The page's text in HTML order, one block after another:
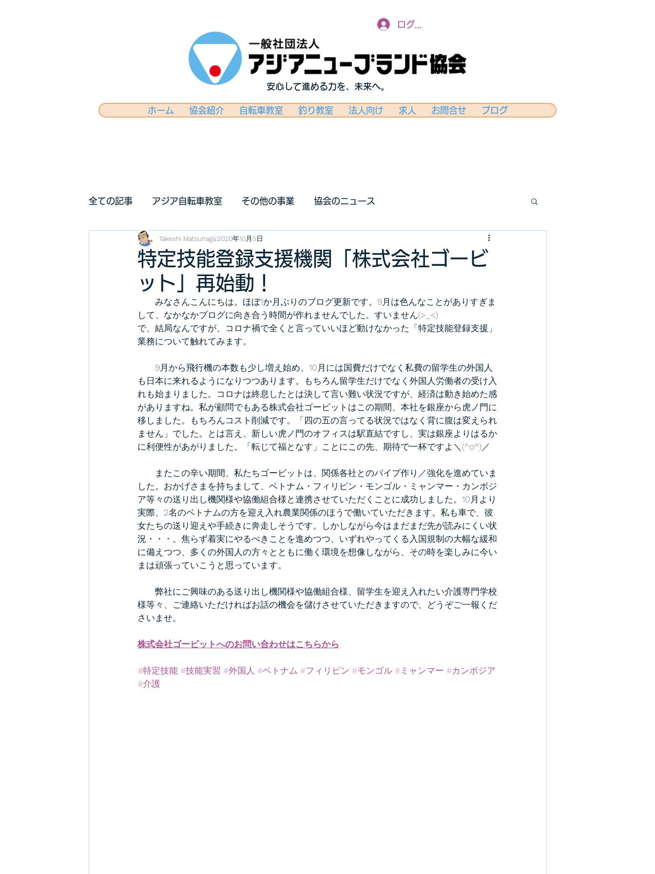
安心して進める力を、未来へ。
ログイン
ホーム 協会紹介 自転車教室 釣り教室 法人向け 求人 お問合せ ブログ
全ての記事 アジア自転車教室 その他の事業 協会のニュース
特定技能登録支援機関「株式会社ゴービ
ット」再始動！
Takeshi Matsunaga2020年10月5日
みなさんこんにちは。ほぼ1か月ぶりのブログ更新です。9月は色んなことがありすぎま
して、なかなかブログに向き合う時間が作れませんでした。すいません(>_<)
で、結局なんですが、コロナ禍で全くと言っていいほど動けなかった「特定技能登録支援」
業務について触れてみます。
9月から飛行機の本数も少し増え始め、10月には国費だけでなく私費の留学生の外国人
も日本に来れるようになりつつあります。もちろん留学生だけでなく外国人労働者の受け入
れも始まりました。コロナは終息したとは決して言い難い状況ですが、経済は動き始めた感
がありますね。私が顧問でもある株式会社ゴービットはこの期間、本社を銀座から虎ノ門に
移しました。もちろんコスト削減です。「四の五の言ってる状況ではなく背に腹は変えられ
ません」でした。とは言え、新しい虎ノ門のオフィスは駅直結ですし、実は銀座よりはるか
に利便性があがりました。「転じて福となす」ことにこの先、期待で一杯ですよ＼(^o^)／
またこの辛い期間、私たちゴービットは、関係各社とのパイプ作り／強化を進めていま
した。おかげさまを持ちまして、ベトナム・フィリピン・モンゴル・ミャンマー・カンボジ
ア等々の送り出し機関様や協働組合様と連携させていただくことに成功しました。10月より
実際、2名のベトナムの方を迎え入れ農業関係のほうで働いていただきます。私も車で、彼
女たちの送り迎えや手続きに奔走しそうです。しかしながら今はまだまだ先が読みにくい状
況・・・。焦らず着実にやるべきことを進めつつ、いずれやってくる入国規制の大幅な緩和
に備えつつ、多くの外国人の方々とともに働く環境を想像しながら、その時を楽しみに今い
まは頑張っていこうと思っています。
弊社にご興味のある送り出し機関様や協働組合様、留学生を迎え入れたい介護専門学校
様等々、ご連絡いただければお話の機会を儲けさせていただきますので、どうぞご一報くだ
さいませ。
株式会社ゴービットへのお問い合わせはこちらから
#特定技能 #技能実習 #外国人 #ベトナム #フィリピン #モンゴル #ミャンマー #カンボジア
#介護